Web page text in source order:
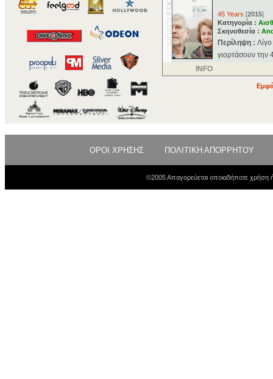
45 Years [2015]
Κατηγορία :
Σκηνοθεσία :
Περίληψη :
γιορτάσουν την
INFO
ΟΡΟΙ ΧΡΗΣΗΣ ΠΟΛΙΤΙΚΗ ΑΠΟΡΡΗΤΟΥ
©2005 Απαγορεύεται οποιαδήποτε χρήση